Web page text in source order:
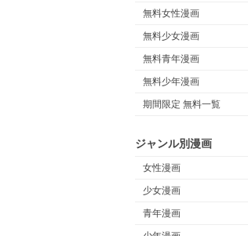
無料女性漫画
無料少女漫画
無料青年漫画
無料少年漫画
期間限定 無料一覧
ジャンル別漫画
女性漫画
少女漫画
青年漫画